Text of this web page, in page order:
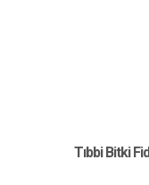
Tıbbi Bitki